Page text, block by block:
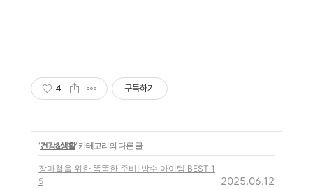
4 구독하기
'건강&생활' 카테고리의 다른 글
장마철을 위한 똑똑한 준비! 방수 아이템 BEST 1
5
2025.06.12